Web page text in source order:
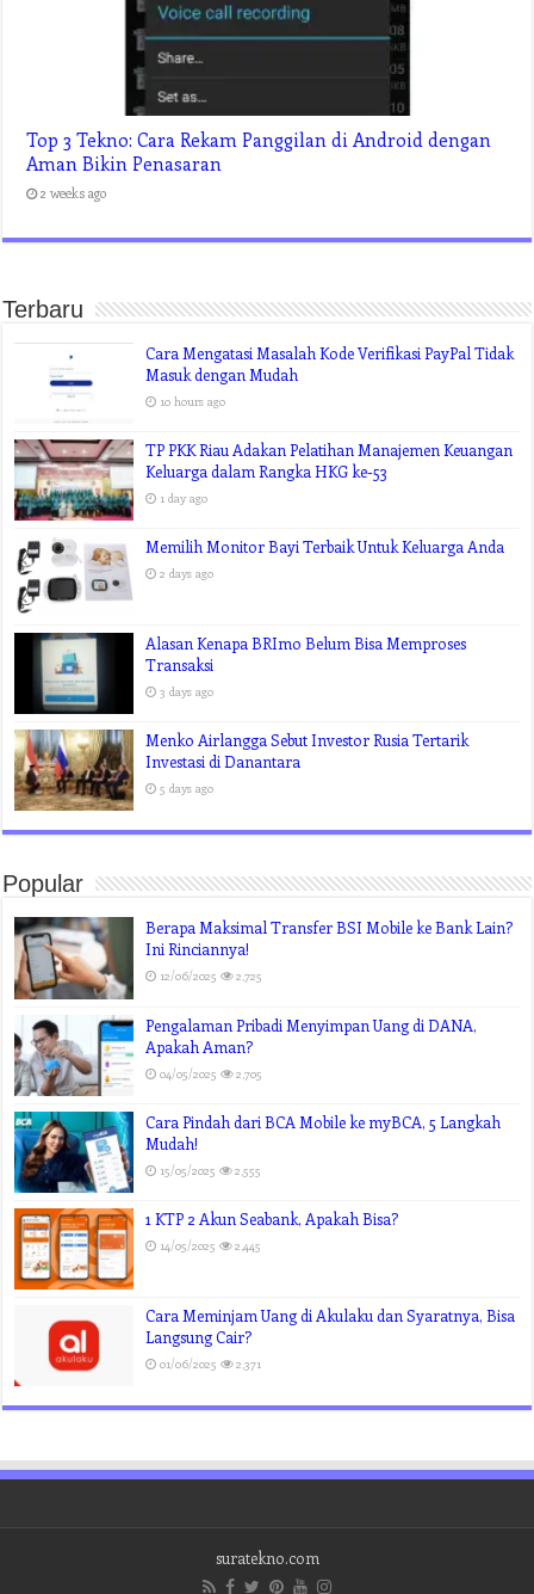
Top 3 Tekno: Cara Rekam Panggilan di Android dengan
Aman Bikin Penasaran
2 weeks ago
Terbaru
Cara Mengatasi Masalah Kode Verifikasi PayPal Tidak
Masuk dengan Mudah
10 hours ago
TP PKK Riau Adakan Pelatihan Manajemen Keuangan
Keluarga dalam Rangka HKG ke-53
1 day ago
Memilih Monitor Bayi Terbaik Untuk Keluarga Anda
2 days ago
Alasan Kenapa BRImo Belum Bisa Memproses
Transaksi
3 days ago
Menko Airlangga Sebut Investor Rusia Tertarik
Investasi di Danantara
5 days ago
Popular
Berapa Maksimal Transfer BSI Mobile ke Bank Lain?
Ini Rinciannya!
12/06/2025 2,725
Pengalaman Pribadi Menyimpan Uang di DANA,
Apakah Aman?
04/05/2025 2,705
Cara Pindah dari BCA Mobile ke myBCA, 5 Langkah
Mudah!
15/05/2025 2,555
1 KTP 2 Akun Seabank, Apakah Bisa?
14/05/2025 2,445
Cara Meminjam Uang di Akulaku dan Syaratnya, Bisa
Langsung Cair?
01/06/2025 2,371
suratekno.com